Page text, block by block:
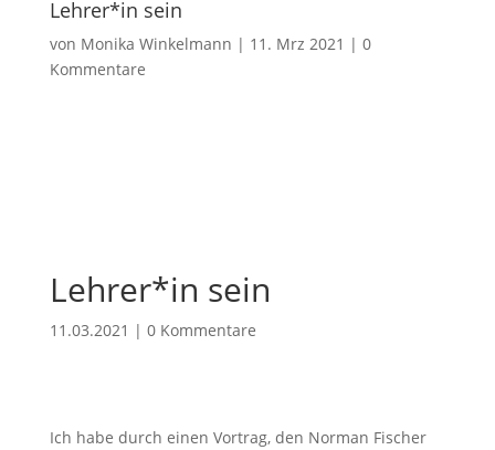
Lehrer*in sein
von Monika Winkelmann | 11. Mrz 2021 | 0
Kommentare
Lehrer*in sein
11.03.2021 | 0 Kommentare
Ich habe durch einen Vortrag, den Norman Fischer